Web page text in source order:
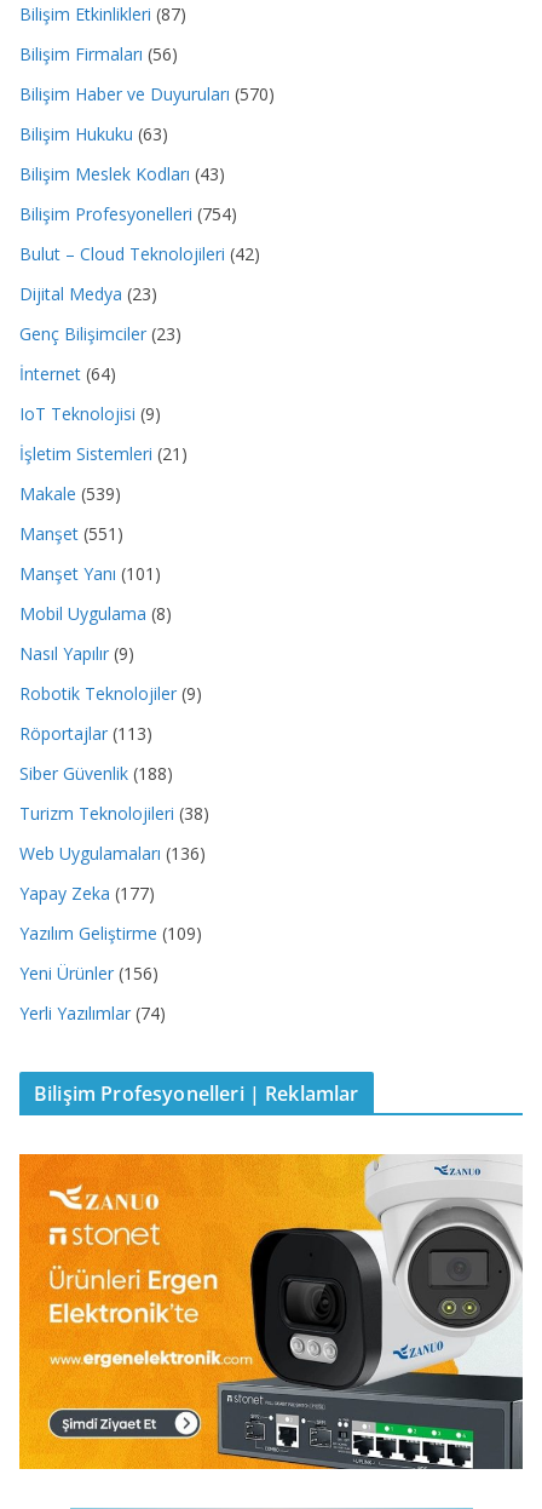
Bilişim Etkinlikleri (87)
Bilişim Firmaları (56)
Bilişim Haber ve Duyuruları (570)
Bilişim Hukuku (63)
Bilişim Meslek Kodları (43)
Bilişim Profesyonelleri (754)
Bulut – Cloud Teknolojileri (42)
Dijital Medya (23)
Genç Bilişimciler (23)
İnternet (64)
IoT Teknolojisi (9)
İşletim Sistemleri (21)
Makale (539)
Manşet (551)
Manşet Yanı (101)
Mobil Uygulama (8)
Nasıl Yapılır (9)
Robotik Teknolojiler (9)
Röportajlar (113)
Siber Güvenlik (188)
Turizm Teknolojileri (38)
Web Uygulamaları (136)
Yapay Zeka (177)
Yazılım Geliştirme (109)
Yeni Ürünler (156)
Yerli Yazılımlar (74)
Bilişim Profesyonelleri | Reklamlar